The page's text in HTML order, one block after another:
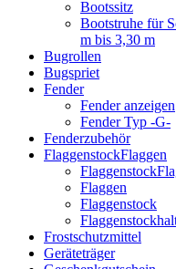
Bootssitz
Bootstruhe für
m bis 3,30 m
Bugrollen
Bugspriet
Fender
Fender anzeigen
Fender Typ -G-
Fenderzubehör
FlaggenstockFlaggen
Flaggen
Flaggenstock
Frostschutzmittel
Geräteträger